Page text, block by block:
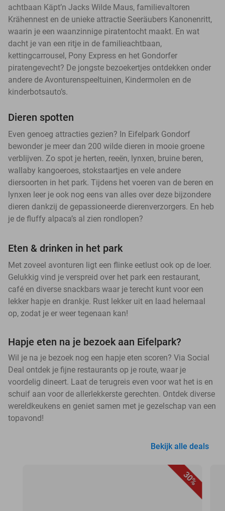
achtbaan Käpt’n Jacks Wilde Maus, familievaltoren
Krähennest en de unieke attractie Seeräubers Kanonenritt,
waarin je een waanzinnige piratentocht maakt. En wat
dacht je van een ritje in de familieachtbaan,
kettingcarrousel, Pony Express en het Gondorfer
piratengevecht? De jongste bezoekertjes ontdekken onder
andere de Avonturenspeeltuinen, Kindermolen en de
kinderbotsauto’s.
Dieren spotten
Even genoeg attracties gezien? In Eifelpark Gondorf
bewonder je meer dan 200 wilde dieren in mooie groene
verblijven. Zo spot je herten, reeën, lynxen, bruine beren,
wallaby kangoeroes, stokstaartjes en vele andere
diersoorten in het park. Tijdens het voeren van de beren en
lynxen leer je ook nog eens van alles over deze bijzondere
dieren dankzij de gepassioneerde dierenverzorgers. En heb
je de fluffy alpaca’s al zien rondlopen?
Eten & drinken in het park
Met zoveel avonturen ligt een flinke eetlust ook op de loer.
Gelukkig vind je verspreid over het park een restaurant,
café en diverse snackbars waar je terecht kunt voor een
lekker hapje en drankje. Rust lekker uit en laad helemaal
op, zodat je er weer tegenaan kan!
Hapje eten na je bezoek aan Eifelpark?
Wil je na je bezoek nog een hapje eten scoren? Via Social
Deal ontdek je fijne restaurants op je route, waar je
voordelig dineert. Laat de terugreis even voor wat het is en
schuif aan voor de allerlekkerste gerechten. Ontdek diverse
wereldkeukens en geniet samen met je gezelschap van een
topavond!
Bekijk alle deals
30%